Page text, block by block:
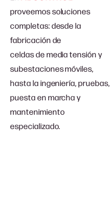
proveemos soluciones
completas: desde la
fabricación de
celdas de media tensión y
subestaciones móviles,
hasta la ingeniería, pruebas,
puesta en marcha y
mantenimiento
especializado.